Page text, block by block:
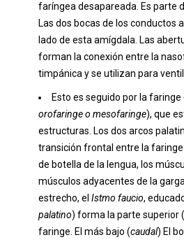
faríngea desapareada. Es parte
Las dos bocas de los conductos
lado de esta amígdala. Las
forman la conexión entre la
timpánica y se utilizan para
Esto es seguido por la faringe
orofaringe o mesofaringe), que
estructuras. Los dos arcos
transición frontal entre la faringe
de botella de la lengua, los
músculos adyacentes de la
estrecho, el Istmo faucio,
palatino) forma la parte superior (
faringe. El más bajo (caudal) El